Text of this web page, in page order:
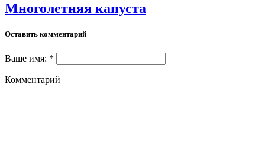
Многолетняя капуста
Оставить комментарий
Ваше имя: *
Комментарий